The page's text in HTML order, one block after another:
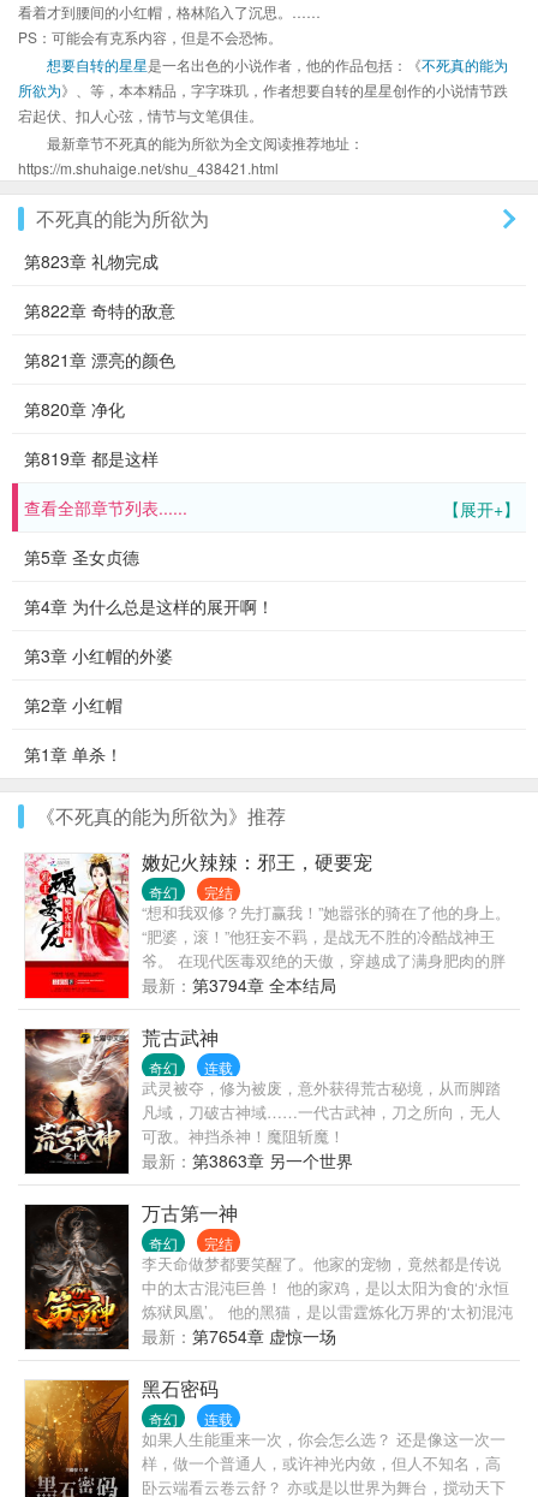
看着才到腰间的小红帽，格林陷入了沉思。……
PS：可能会有克系内容，但是不会恐怖。
想要自转的星星是一名出色的小说作者，他的作品包括：《不死真的能为
所欲为》、等，本本精品，字字珠玑，作者想要自转的星星创作的小说情节跌
宕起伏、扣人心弦，情节与文笔俱佳。
最新章节不死真的能为所欲为全文阅读推荐地址：
https://m.shuhaige.net/shu_438421.html
不死真的能为所欲为
第823章 礼物完成
第822章 奇特的敌意
第821章 漂亮的颜色
第820章 净化
第819章 都是这样
【展开+】
查看全部章节列表......
第5章 圣女贞德
第4章 为什么总是这样的展开啊！
第3章 小红帽的外婆
第2章 小红帽
第1章 单杀！
《不死真的能为所欲为》推荐
嫩妃火辣辣：邪王，硬要宠
奇幻 完结
“想和我双修？先打赢我！”她嚣张的骑在了他的身上。
“肥婆，滚！”他狂妄不羁，是战无不胜的冷酷战神王
爷。 在现代医毒双绝的天傲，穿越成了满身肥肉的胖
王妃，遭到当朝最强王爷的嫌弃。 胖怕什么？减肥就
是，她摇身一变，成为王朝最漂亮的女人！ 半夜，邪
魅王爷想爬床，她一脚踹开他：“滚！” “滚床单，爱
妃！”王爷霸气的抱着她摇的睡榻吱吱响。 她放出生命
瓶的毒蛇对付他：“咬！” “嘴咬嘴，亲亲！”王爷狂野邪
肆的吻她的唇。 她冷厉的抽出银针，她要扎废掉这个
男人！ 战神王爷挑着英气的眉邪笑：“爱妃，乖乖躺
下，本王用这支大针疼你！”
最新： 第3794章 全本结局
荒古武神
奇幻 连载
武灵被夺，修为被废，意外获得荒古秘境，从而脚踏
凡域，刀破古神域……一代古武神，刀之所向，无人
可敌。神挡杀神！魔阻斩魔！
最新： 第3863章 另一个世界
万古第一神
奇幻 完结
李天命做梦都要笑醒了。他家的宠物，竟然都是传说
中的太古混沌巨兽！ 他的家鸡，是以太阳为食的‘永恒
炼狱凤凰’。 他的黑猫，是以雷霆炼化万界的‘太初混沌
雷魔’。 连他家的小强，都是拥有万亿不死分身的‘万界
永生兽’…… 从此，他驾驭十头太古混沌巨兽，化身万
古第一混沌神灵，周游诸天万界，踏平无尽神域。万
物生灵，诸天神魔，连爬带滚，哀呼颤抖！
最新： 第7654章 虚惊一场
黑石密码
奇幻 连载
如果人生能重来一次，你会怎么选？ 还是像这一次一
样，做一个普通人，或许神光内敛，但人不知名，高
卧云端看云卷云舒？ 亦或是以世界为舞台，搅动天下